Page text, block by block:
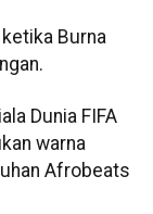
Burna
Dunia FIFA
warna
Afrobeats